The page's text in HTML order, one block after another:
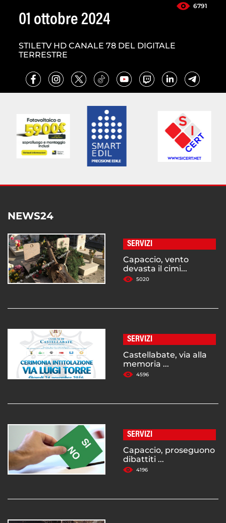
6791
01 ottobre 2024
STILETV HD CANALE 78 DEL DIGITALE
TERRESTRE
NEWS24
SERVIZI
Capaccio, vento
devasta il cimi...
5020
SERVIZI
Castellabate, via alla
memoria ...
4596
SERVIZI
Capaccio, proseguono
dibattiti ...
4196